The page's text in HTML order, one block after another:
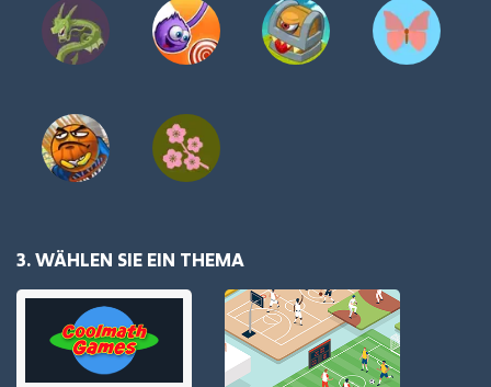
3. WÄHLEN SIE EIN THEMA